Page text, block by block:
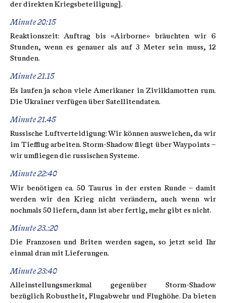
der direkten Kriegsbeteiligung].
Minute 20:15
Reaktionszeit: Auftrag bis «Airborne» bräuchten wir 6
Stunden, wenn es genauer als auf 3 Meter sein muss, 12
Stunden.
Minute 21.15
Es laufen ja schon viele Amerikaner in Zivilklamotten rum.
Die Ukrainer verfügen über Satellitendaten.
Minute 21.45
Russische Luftverteidigung: Wir können ausweichen, da wir
im Tiefflug arbeiten. Storm-Shadow fliegt über Waypoints –
wir umfliegen die russischen Systeme.
Minute 22:40
Wir benötigen ca. 50 Taurus in der ersten Runde – damit
werden wir den Krieg nicht verändern, auch wenn wir
nochmals 50 liefern, dann ist aber fertig, mehr gibt es nicht.
Minute 23.:20
Die Franzosen und Briten werden sagen, so jetzt seid Ihr
einmal dran mit Lieferungen.
Minute 23:40
Alleinstellungsmerkmal gegenüber Storm-Shadow
bezüglich Robustheit, Flugabwehr und Flughöhe. Da bieten